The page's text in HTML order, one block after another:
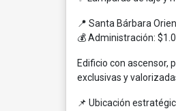
📍 Santa Bárbara
💰 Administración:
Edificio con ascensor,
exclusivas y
📌 Ubicación